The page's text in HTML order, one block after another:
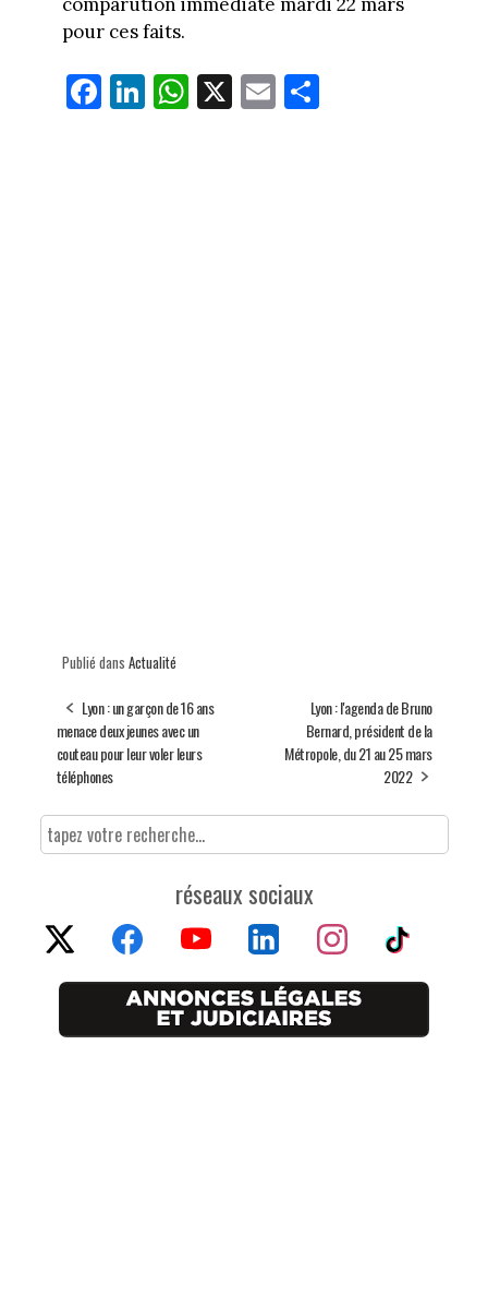
pour ces faits.
Fa
ce
Li
nk
W
ha
X E
m
Pa
Publié dans Actualité
Lyon : un garçon de 16 ans
menace deux jeunes avec un
couteau pour leur voler leurs
téléphones
Lyon : l'agenda de Bruno
Bernard, président de la
Métropole, du 21 au 25 mars
2022
réseaux sociaux